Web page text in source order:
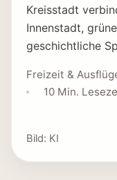
Kreisstadt
Innenstadt,
geschichtliche
Freizeit &
10 Min.
Bild: KI